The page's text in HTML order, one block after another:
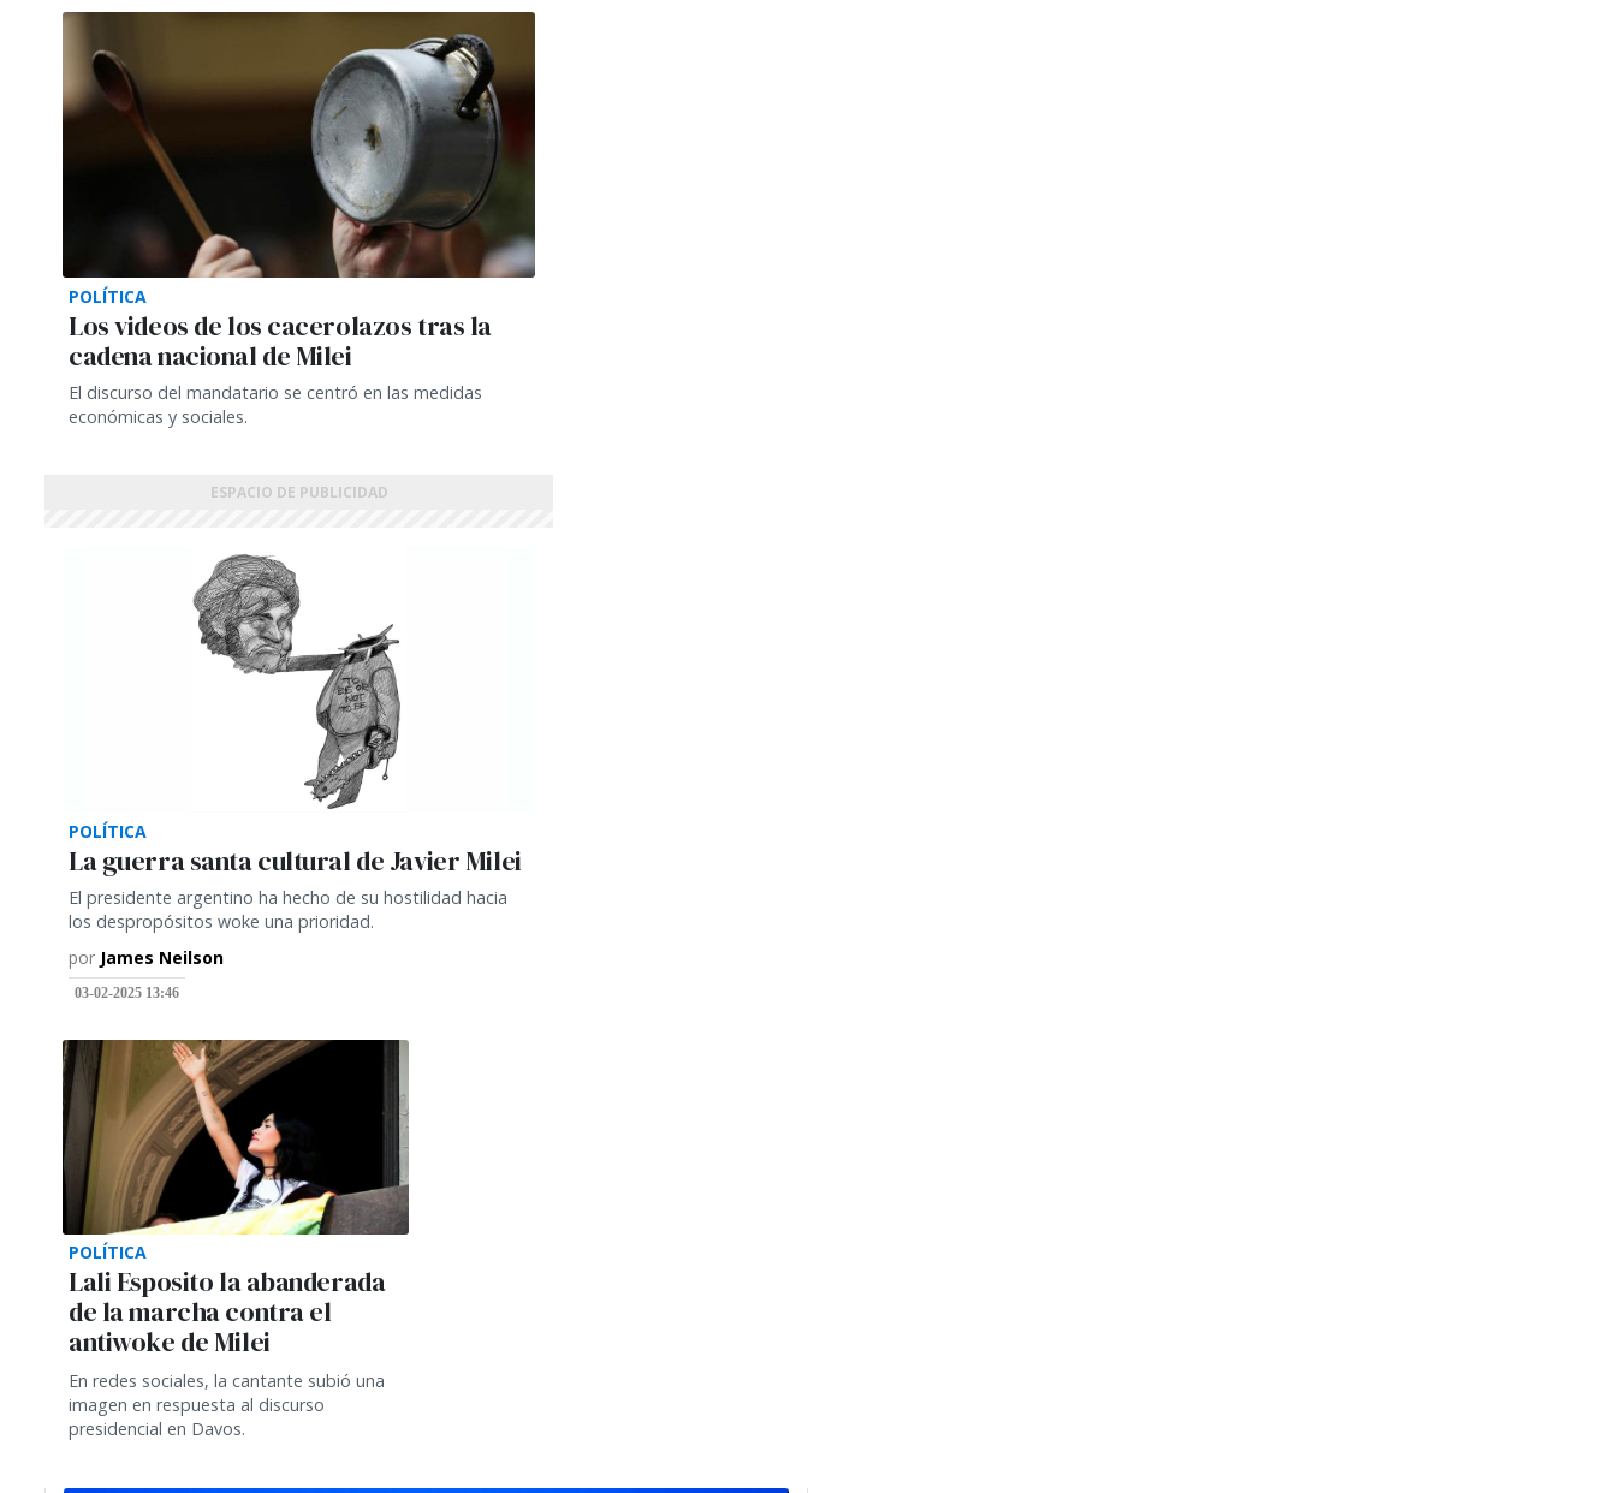
POLÍTICA
Los videos de los cacerolazos tras la
cadena nacional de Milei
El discurso del mandatario se centró en las medidas
económicas y sociales.
POLÍTICA
La guerra santa cultural de Javier Milei
El presidente argentino ha hecho de su hostilidad hacia
los despropósitos woke una prioridad.
por James Neilson
03-02-2025 13:46
POLÍTICA
Lali Esposito la abanderada
de la marcha contra el
antiwoke de Milei
En redes sociales, la cantante subió una
imagen en respuesta al discurso
presidencial en Davos.